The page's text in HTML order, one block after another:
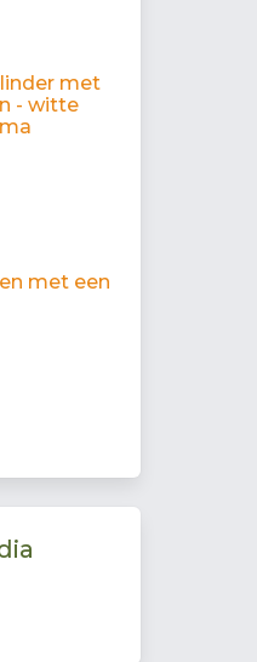
met
- witte
met een